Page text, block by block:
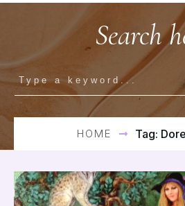
Search
HOME Tag: